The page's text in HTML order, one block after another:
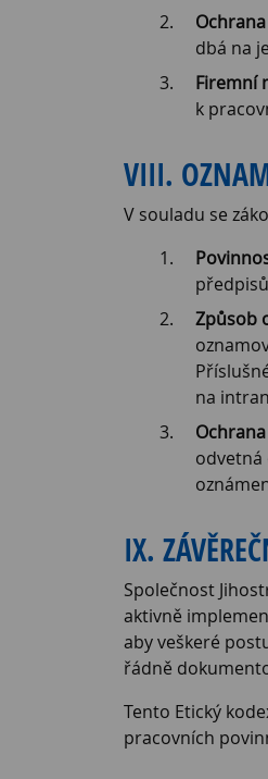
dbá na
Firemní
k
VIII.
V souladu se
Způsob
na
odvetná
IX.
Společnost
aktivně
aby veškeré
řádně
Tento Etický
pracovních